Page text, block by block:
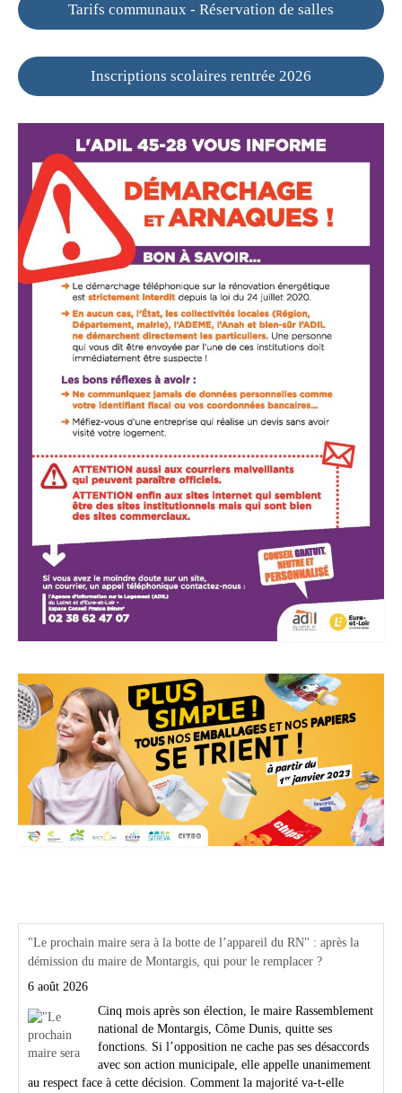
Tarifs communaux - Réservation de salles
Inscriptions scolaires rentrée 2026
"Le prochain maire sera à la botte de l’appareil du RN" : après la
démission du maire de Montargis, qui pour le remplacer ?
6 août 2026
Cinq mois après son élection, le maire Rassemblement
national de Montargis, Côme Dunis, quitte ses
fonctions. Si l’opposition ne cache pas ses désaccords
avec son action municipale, elle appelle unanimement
au respect face à cette décision. Comment la majorité va-t-elle